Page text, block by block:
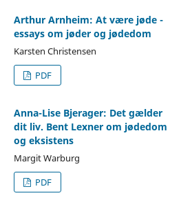
Arthur Arnheim: At være jøde -
essays om jøder og jødedom
Karsten Christensen
PDF
Anna-Lise Bjerager: Det gælder
dit liv. Bent Lexner om jødedom
og eksistens
Margit Warburg
PDF